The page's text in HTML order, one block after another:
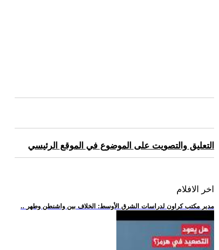
التعليق والتصويت على الموضوع في الموقع الرئيسي
اخر الافلام
.. مدير مكتب كراون لدراسات الشرق الأوسط: الخلاف بين واشنطن وطهر